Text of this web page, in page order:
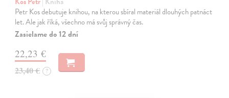
Petr Kos debutuje knihou, na kterou sbíral materiál dlouhých patnáct
let. Ale jak říká, všechno má svůj správný čas.
Zasielame do 12 dní
22,23 €
23,40 € ?